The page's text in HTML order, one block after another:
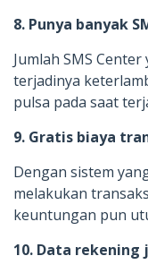
8. Punya banyak
Jumlah SMS
terjadinya
pulsa pada saat
9. Gratis biaya
Dengan sistem
melakukan
keuntungan pun
10. Data rekening